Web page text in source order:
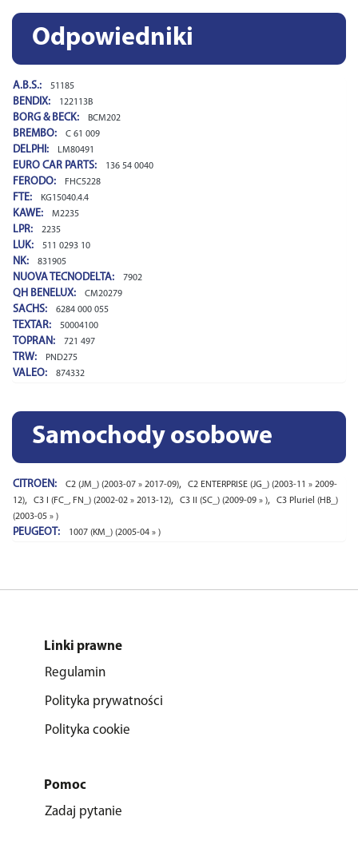
Odpowiedniki
A.B.S.: 51185
BENDIX: 122113B
BORG & BECK: BCM202
BREMBO: C 61 009
DELPHI: LM80491
EURO CAR PARTS: 136 54 0040
FERODO: FHC5228
FTE: KG15040.4.4
KAWE: M2235
LPR: 2235
LUK: 511 0293 10
NK: 831905
NUOVA TECNODELTA: 7902
QH BENELUX: CM20279
SACHS: 6284 000 055
TEXTAR: 50004100
TOPRAN: 721 497
TRW: PND275
VALEO: 874332
Samochody osobowe
CITROEN: C2 (JM_) (2003-07 » 2017-09),
C2 ENTERPRISE (JG_) (2003-11 » 2009-
12), C3 I (FC_, FN_) (2002-02 » 2013-12), C3 II (SC_) (2009-09 » ),
C3 Pluriel (HB_)
(2003-05 » )
PEUGEOT: 1007 (KM_) (2005-04 » )
Linki prawne
Regulamin
Polityka prywatności
Polityka cookie
Pomoc
Zadaj pytanie